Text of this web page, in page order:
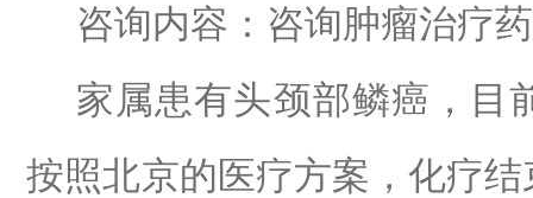
咨询内容： 咨询肿瘤治疗
家属患有头颈部鳞癌，目
按照北京的医疗方案，化疗